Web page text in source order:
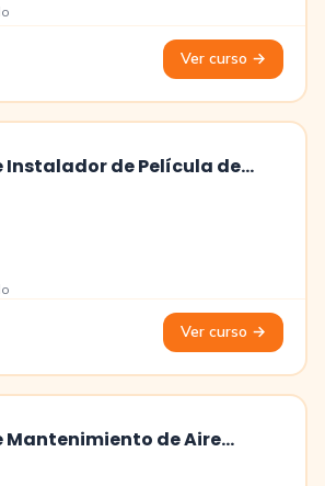
Ver curso →
Instalador de Película de
Ver curso →
Mantenimiento de Aire